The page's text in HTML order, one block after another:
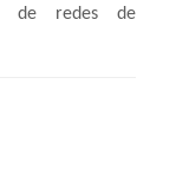
de redes de